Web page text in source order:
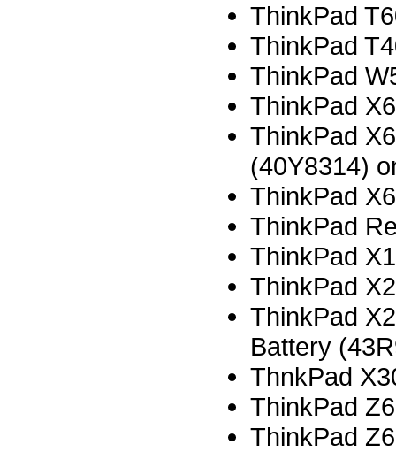
ThinkPad
ThinkPad
ThinkPad
ThinkPad
ThinkPad
(40Y8314)
ThinkPad
ThinkPad
ThinkPad
ThinkPad
ThinkPad
Battery
ThnkPad
ThinkPad
ThinkPad